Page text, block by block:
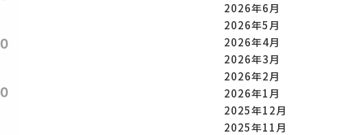
2026年6月
2026年5月
2026年4月
2026年3月
2026年2月
2026年1月
2025年12月
2025年11月